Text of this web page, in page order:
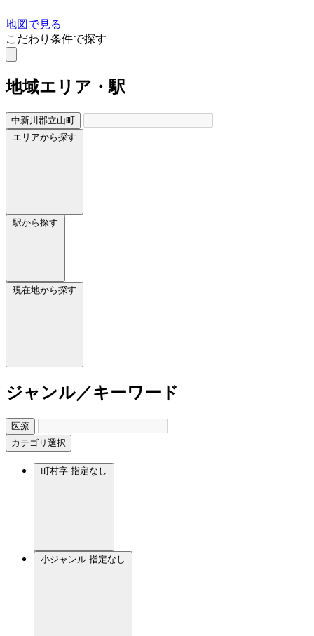
地図で見る
こだわり条件で探す
地域エリア・駅
中新川郡立山町
エリアから探す
駅から探す
現在地から探す
ジャンル／キーワード
医療
カテゴリ選択
町村字 指定なし
小ジャンル 指定なし